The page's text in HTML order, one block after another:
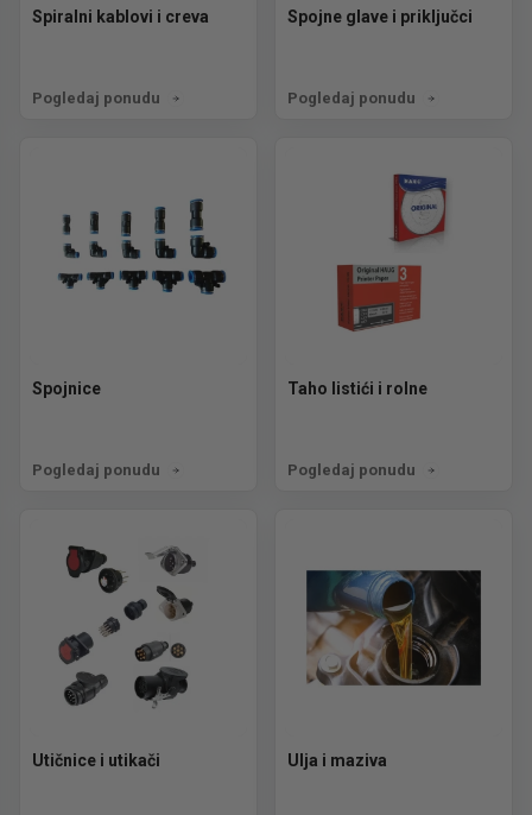
Spiralni kablovi i creva
Pogledaj ponudu
Spojne glave i priključci
Pogledaj ponudu
Spojnice
Pogledaj ponudu
Taho listići i rolne
Pogledaj ponudu
Utičnice i utikači Ulja i maziva